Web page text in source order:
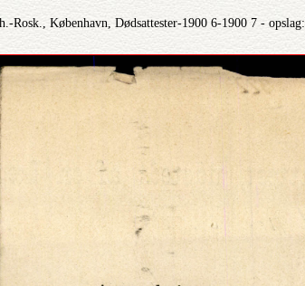
Rosk., København, Dødsattester-1900 6-1900 7 - opslag: